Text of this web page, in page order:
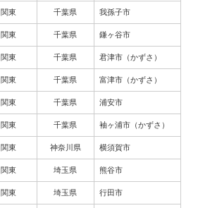
関東 千葉県 我孫子市
関東 千葉県 鎌ヶ谷市
関東 千葉県 君津市（かずさ）
関東 千葉県 富津市（かずさ）
関東 千葉県 浦安市
関東 千葉県 袖ヶ浦市（かずさ）
関東 神奈川県 横須賀市
関東 埼玉県 熊谷市
関東 埼玉県 行田市